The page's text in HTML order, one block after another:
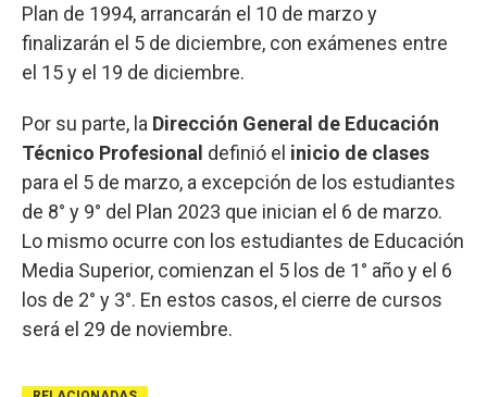
Plan de 1994, arrancarán el 10 de marzo y
finalizarán el 5 de diciembre, con exámenes entre
el 15 y el 19 de diciembre.
Por su parte, la Dirección General de Educación
Técnico Profesional definió el inicio de clases
para el 5 de marzo, a excepción de los estudiantes
de 8° y 9° del Plan 2023 que inician el 6 de marzo.
Lo mismo ocurre con los estudiantes de Educación
Media Superior, comienzan el 5 los de 1° año y el 6
los de 2° y 3°. En estos casos, el cierre de cursos
será el 29 de noviembre.